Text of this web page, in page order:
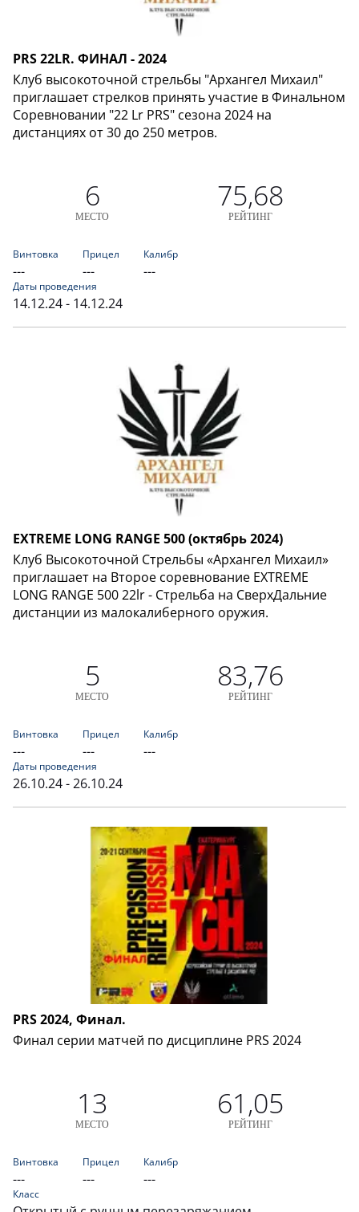
PRS 22LR. ФИНАЛ - 2024
Клуб высокоточной стрельбы "Архангел Михаил"
приглашает стрелков принять участие в Финальном
Соревновании "22 Lr PRS" сезона 2024 на
дистанциях от 30 до 250 метров.
6
МЕСТО
75,68
РЕЙТИНГ
Винтовка
---
Прицел
---
Калибр
---
Даты проведения
14.12.24 - 14.12.24
EXTREME LONG RANGE 500 (октябрь 2024)
Клуб Высокоточной Стрельбы «Архангел Михаил»
приглашает на Второе соревнование EXTREME
LONG RANGE 500 22lr - Стрельба на СверхДальние
дистанции из малокалиберного оружия.
5
МЕСТО
83,76
РЕЙТИНГ
Винтовка
---
Прицел
---
Калибр
---
Даты проведения
26.10.24 - 26.10.24
PRS 2024, Финал.
Финал серии матчей по дисциплине PRS 2024
13
МЕСТО
61,05
РЕЙТИНГ
Винтовка
---
Прицел
---
Калибр
---
Класс